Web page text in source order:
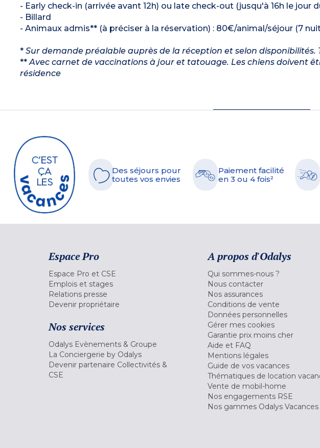
- Early check-in (arrivée avant 12h) ou late check-out (jusqu'à 16h le jour
- Billard
- Animaux admis** (à préciser à la réservation) : 80€/animal/séjour (7
*Sur demande préalable auprès de la réception et selon disponibilités.
**Avec carnet de vaccinations à jour et tatouage. Les chiens doivent
résidence
Des séjours pour
toutes vos envies
Paiement facilité
en 3 ou 4 fois²
Espace Pro
Espace Pro et CSE
Emplois et stages
Relations presse
Devenir propriétaire
Nos services
Odalys Evènements & Groupe
La Conciergerie by Odalys
Devenir partenaire Collectivités &
CSE
A propos d'Odalys
Qui sommes-nous ?
Nous contacter
Nos assurances
Conditions de vente
Données personnelles
Gérer mes cookies
Garantie prix moins cher
Aide et FAQ
Mentions légales
Guide de vos vacances
Thématiques de location
Vente de mobil-home
Nos engagements RSE
Nos gammes Odalys Vacances